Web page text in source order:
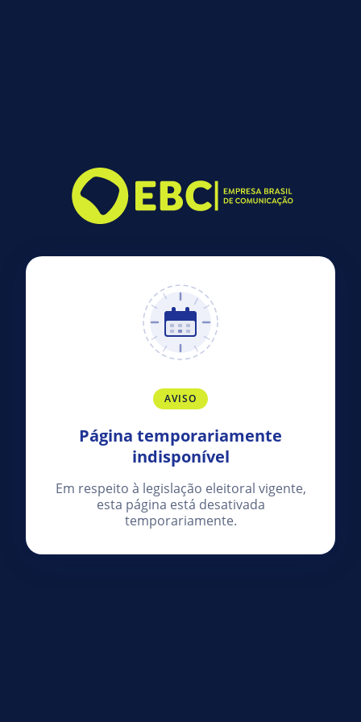
AVISO
Página temporariamente
indisponível
Em respeito à legislação eleitoral vigente,
esta página está desativada
temporariamente.